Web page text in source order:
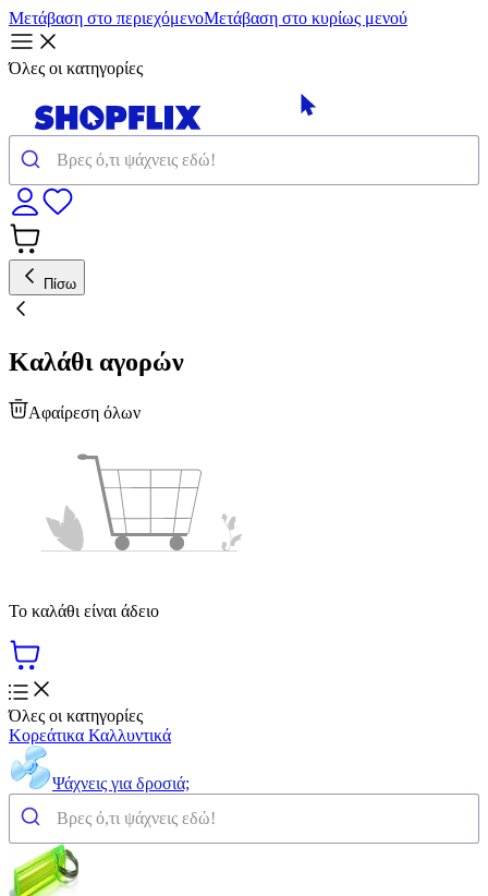
Μετάβαση στο περιεχόμενοΜετάβαση στο κυρίως μενού
Όλες οι κατηγορίες
Πίσω
Καλάθι αγορών
Αφαίρεση όλων
Το καλάθι είναι άδειο
Όλες οι κατηγορίες
Κορεάτικα Καλλυντικά
Ψάχνεις για δροσιά;